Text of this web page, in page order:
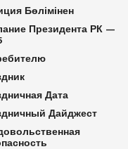
Бөлімінен
Президента РК —
Дата
Дайджест